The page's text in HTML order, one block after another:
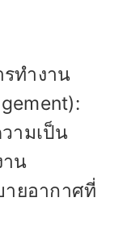
ทำงาน
ามเป็น
าน
ายอากาศที่